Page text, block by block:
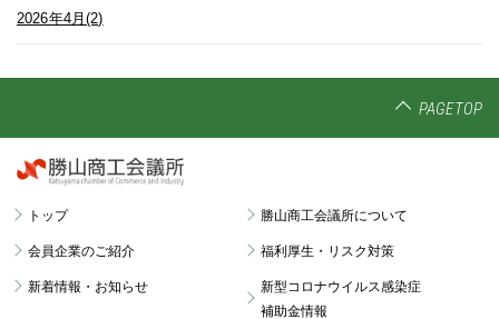
2026年4月(2)
PAGETOP
トップ 勝山商工会議所について
会員企業のご紹介 福利厚生・リスク対策
新着情報・お知らせ
新型コロナウイルス感染症
補助金情報